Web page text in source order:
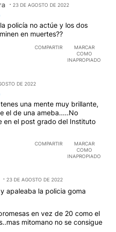
23 DE AGOSTO DE 2022
policía no actúe y los dos
en muertes??
COMPARTIR
MARCAR
COMO
INAPROPIADO
DE 2022
una mente muy brillante,
el de una ameba.....No
en el post grado del Instituto
COMPARTIR
MARCAR
COMO
INAPROPIADO
23 DE AGOSTO DE 2022
apaleaba la policia goma
en vez de 20 como el
mitomano no se consigue